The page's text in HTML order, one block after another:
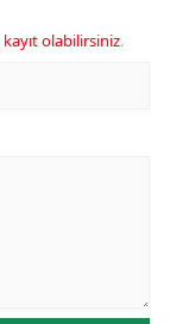
kayıt olabilirsiniz.